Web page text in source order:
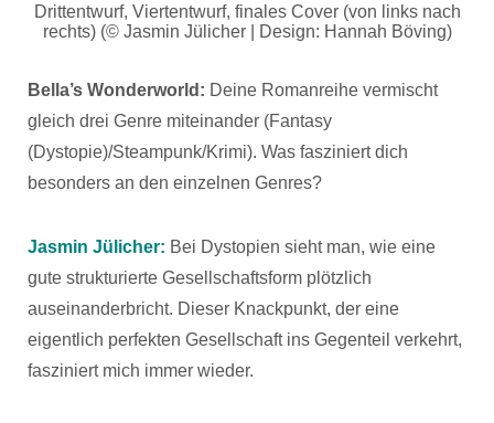
Drittentwurf, Viertentwurf, finales Cover (von links nach
rechts) (© Jasmin Jülicher | Design: Hannah Böving)
Bella’s Wonderworld: Deine Romanreihe vermischt
gleich drei Genre miteinander (Fantasy
(Dystopie)/Steampunk/Krimi). Was fasziniert dich
besonders an den einzelnen Genres?
Jasmin Jülicher: Bei Dystopien sieht man, wie eine
gute strukturierte Gesellschaftsform plötzlich
auseinanderbricht. Dieser Knackpunkt, der eine
eigentlich perfekten Gesellschaft ins Gegenteil verkehrt,
fasziniert mich immer wieder.